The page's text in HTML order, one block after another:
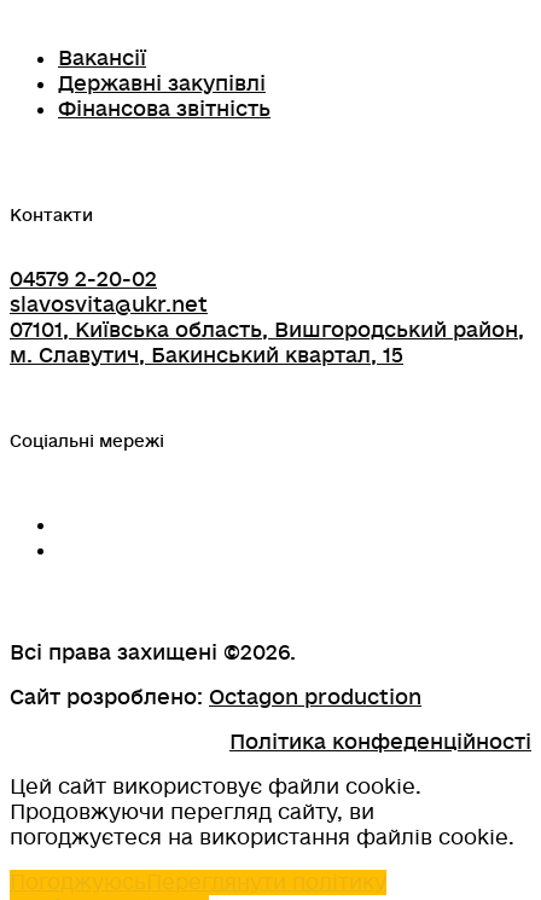
Вакансії
Державні закупівлі
Фінансова звітність
Контакти
04579 2-20-02
slavosvita@ukr.net
07101, Київська область, Вишгородський район,
м. Славутич, Бакинський квартал, 15
Соціальні мережі
Всі права захищені ©2026.
Сайт розроблено: Octagon production
Політика конфеденційності
Цей сайт використовує файли cookie.
Продовжуючи перегляд сайту, ви
погоджуєтеся на використання файлів cookie.